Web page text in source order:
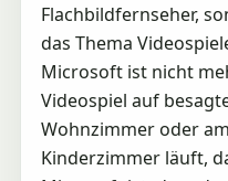
Flachbildfernseher,
das Thema
Microsoft ist nicht
Videospiel auf
Wohnzimmer oder
Kinderzimmer läuft,